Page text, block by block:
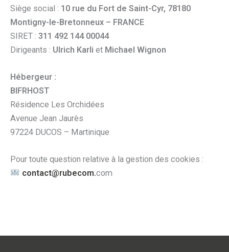
Siège social : 10 rue du Fort de Saint-Cyr, 78180
Montigny-le-Bretonneux – FRANCE
SIRET : 311 492 144 00044
Dirigeants : Ulrich Karli et Michael Wignon
Hébergeur :
BIFRHOST
Résidence Les Orchidées
Avenue Jean Jaurès
97224 DUCOS – Martinique
Pour toute question relative à la gestion des cookies :
contact@rubecom.com